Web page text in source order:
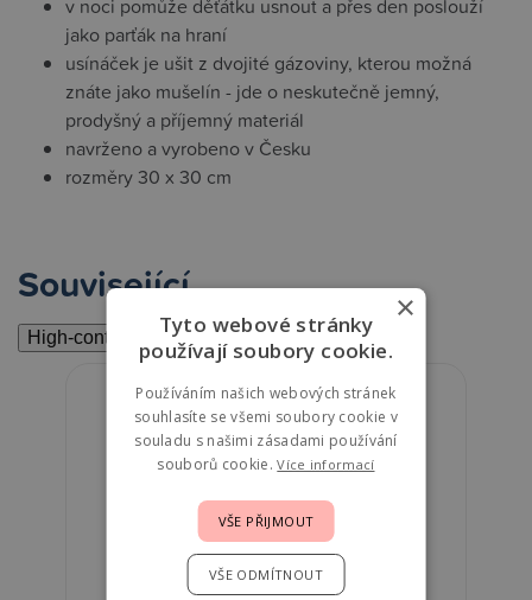
v noci pomůže děťátku usnout a přes den poslouží
jako parťák na hraní
usínáček je ušit z dvojité gázoviny, kterou možná
znáte jako mušelín - jde o neskutečně jemný,
prodyšný a příjemný materiál
navrženo a vyrobeno v Česku
rozměry 30 x 30 cm
Související
High-contrast mode
×
Tyto webové stránky
používají soubory cookie.
Používáním našich webových stránek
souhlasíte se všemi soubory cookie v
souladu s našimi zásadami používání
souborů cookie.Více informací
VŠE PŘIJMOUT
VŠE ODMÍTNOUT